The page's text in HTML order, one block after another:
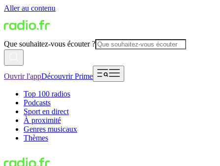
Aller au contenu
Que souhaitez-vous écouter ?
Ouvrir l'appDécouvrir Prime
Top 100 radios
Podcasts
Sport en direct
À proximité
Genres musicaux
Thèmes